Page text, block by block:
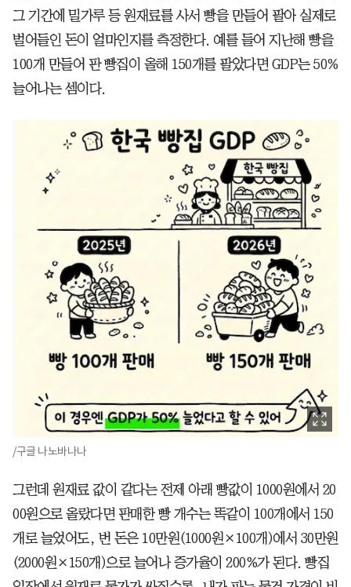
그 기간에 밀가루 등 원재료를 사서 빵을 만들어 팔아 실제로
벌어들인 돈이 얼마인지를 측정한다. 예를 들어 지난해 빵을
100개 만들어 판 빵집이 올해 150개를 팔았다면 GDP는 50%
늘어나는 셈이다.
/구글 나노바나나
그런데 원재료 값이 같다는 전제 아래 빵값이 1000원에서 20
00원으로 올랐다면 판매한 빵 개수는 똑같이 100개에서 150
개로 늘었어도, 번 돈은 10만원(1000원×100개)에서 30만원
(2000원×150개)으로 늘어나 증가율이 200%가 된다. 빵집